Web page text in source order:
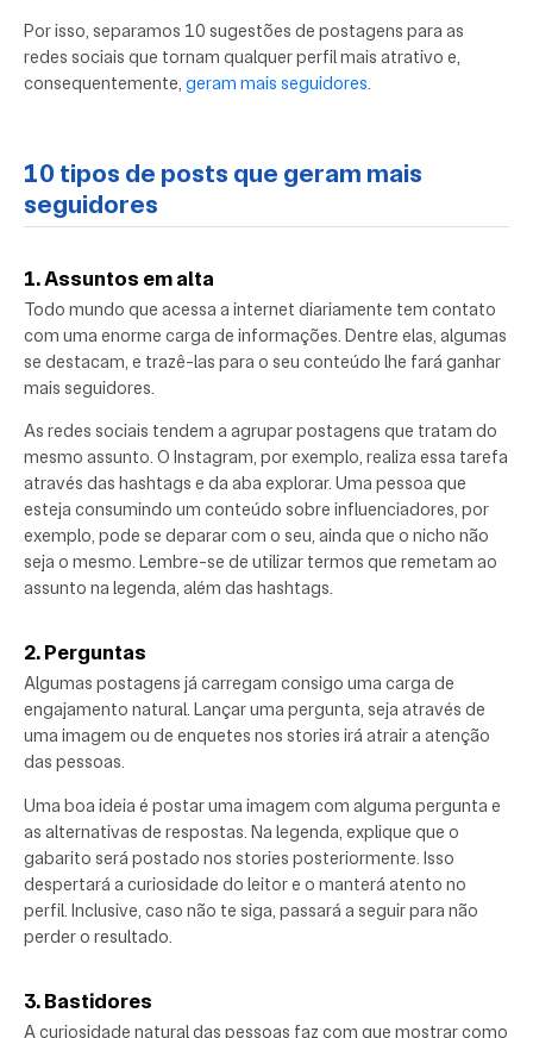
Por isso, separamos 10 sugestões de postagens para as
redes sociais que tornam qualquer perfil mais atrativo e,
consequentemente, geram mais seguidores.
10 tipos de posts que geram mais
seguidores
1. Assuntos em alta
Todo mundo que acessa a internet diariamente tem contato
com uma enorme carga de informações. Dentre elas, algumas
se destacam, e trazê-las para o seu conteúdo lhe fará ganhar
mais seguidores.
As redes sociais tendem a agrupar postagens que tratam do
mesmo assunto. O Instagram, por exemplo, realiza essa tarefa
através das hashtags e da aba explorar. Uma pessoa que
esteja consumindo um conteúdo sobre influenciadores, por
exemplo, pode se deparar com o seu, ainda que o nicho não
seja o mesmo. Lembre-se de utilizar termos que remetam ao
assunto na legenda, além das hashtags.
2. Perguntas
Algumas postagens já carregam consigo uma carga de
engajamento natural. Lançar uma pergunta, seja através de
uma imagem ou de enquetes nos stories irá atrair a atenção
das pessoas.
Uma boa ideia é postar uma imagem com alguma pergunta e
as alternativas de respostas. Na legenda, explique que o
gabarito será postado nos stories posteriormente. Isso
despertará a curiosidade do leitor e o manterá atento no
perfil. Inclusive, caso não te siga, passará a seguir para não
perder o resultado.
3. Bastidores
A curiosidade natural das pessoas faz com que mostrar como